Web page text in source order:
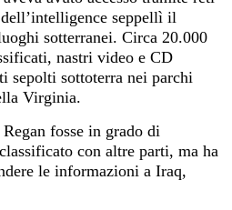
seppellì il
sotterranei. Circa 20.000
nastri video e CD
sepolti sottoterra nei parchi
Virginia.
fosse in grado di
con altre parti, ma ha
le informazioni a Iraq,